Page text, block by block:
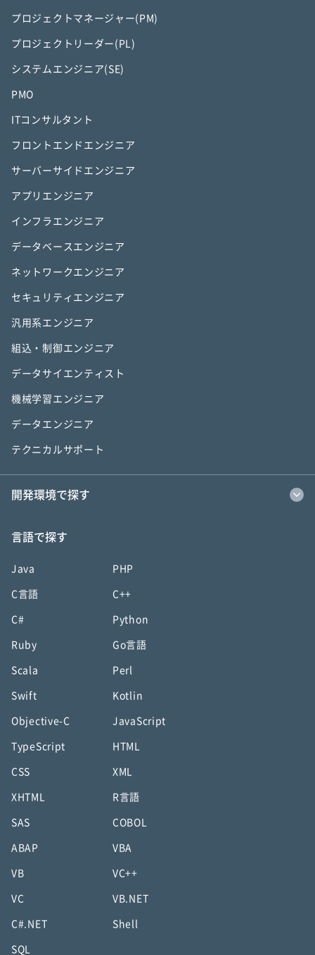
プロジェクトマネージャー(PM)
プロジェクトリーダー(PL)
システムエンジニア(SE)
PMO
ITコンサルタント
フロントエンドエンジニア
サーバーサイドエンジニア
アプリエンジニア
インフラエンジニア
データベースエンジニア
ネットワークエンジニア
セキュリティエンジニア
汎用系エンジニア
組込・制御エンジニア
データサイエンティスト
機械学習エンジニア
データエンジニア
テクニカルサポート
開発環境で探す
言語で探す
Java PHP
C言語 C++
C# Python
Ruby Go言語
Scala Perl
Swift Kotlin
Objective-C JavaScript
TypeScript HTML
CSS XML
XHTML R言語
SAS COBOL
ABAP VBA
VB VC++
VC VB.NET
C#.NET Shell
SQL